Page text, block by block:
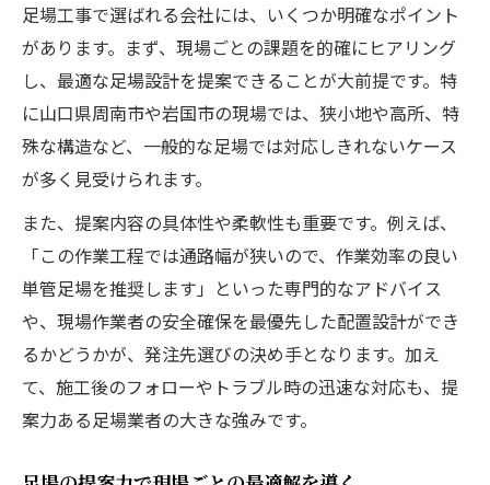
足場工事で選ばれる会社には、いくつか明確なポイント
があります。まず、現場ごとの課題を的確にヒアリング
し、最適な足場設計を提案できることが大前提です。特
に山口県周南市や岩国市の現場では、狭小地や高所、特
殊な構造など、一般的な足場では対応しきれないケース
が多く見受けられます。
また、提案内容の具体性や柔軟性も重要です。例えば、
「この作業工程では通路幅が狭いので、作業効率の良い
単管足場を推奨します」といった専門的なアドバイス
や、現場作業者の安全確保を最優先した配置設計ができ
るかどうかが、発注先選びの決め手となります。加え
て、施工後のフォローやトラブル時の迅速な対応も、提
案力ある足場業者の大きな強みです。